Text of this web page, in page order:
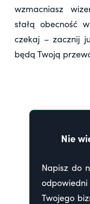
wzmacniasz
stałą obecność
czekaj – zacznij
będą Twoją
Nie
Napisz do
Twojego